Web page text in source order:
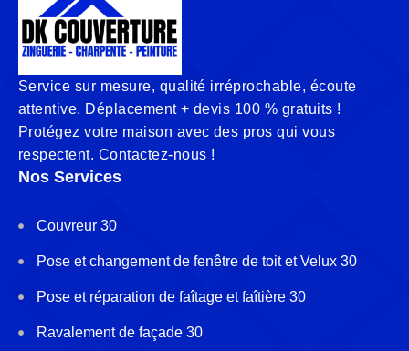
Service sur mesure, qualité irréprochable, écoute
attentive. Déplacement + devis 100 % gratuits !
Protégez votre maison avec des pros qui vous
respectent. Contactez-nous !
Nos Services
Couvreur 30
Pose et changement de fenêtre de toit et Velux 30
Pose et réparation de faîtage et faîtière 30
Ravalement de façade 30